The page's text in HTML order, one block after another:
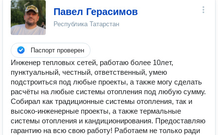
Павел Герасимов
Республика Татарстан
Паспорт проверен
Инженер тепловых сетей, работаю более 10лет,
пунктуальный, честный, ответственный, умею
подстроиться под любые проекты, а также могу сделать
расчёты на любые системы отопления под любую сумму.
Собирал как традиционные системы отопления, так и
высоко-инженерные проекты, а также термальные
системы отопления и кандиционирования. Предоставляю
гарантию на всю свою работу! Работаем не только ради